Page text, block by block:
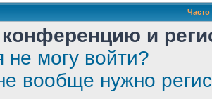
и
не могу войти?
вообще нужно